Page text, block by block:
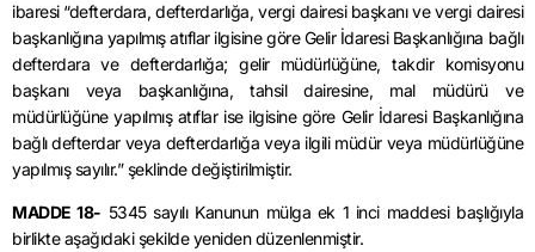
ibaresi “defterdara, defterdarlığa, vergi dairesi başkanı ve vergi dairesi
başkanlığına yapılmış atıflar ilgisine göre Gelir İdaresi Başkanlığına bağlı
defterdara ve defterdarlığa; gelir müdürlüğüne, takdir komisyonu
başkanı veya başkanlığına, tahsil dairesine, mal müdürü ve
müdürlüğüne yapılmış atıflar ise ilgisine göre Gelir İdaresi Başkanlığına
bağlı defterdar veya defterdarlığa veya ilgili müdür veya müdürlüğüne
yapılmış sayılır.” şeklinde değiştirilmiştir.
MADDE 18- 5345 sayılı Kanunun mülga ek 1 inci maddesi başlığıyla
birlikte aşağıdaki şekilde yeniden düzenlenmiştir.